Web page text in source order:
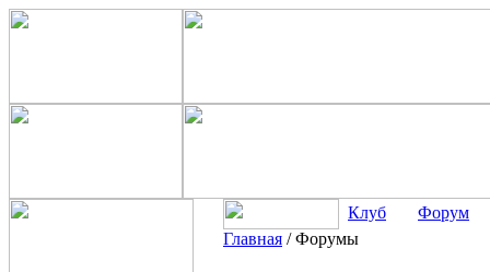
Клуб
Форум
Главная /Форумы